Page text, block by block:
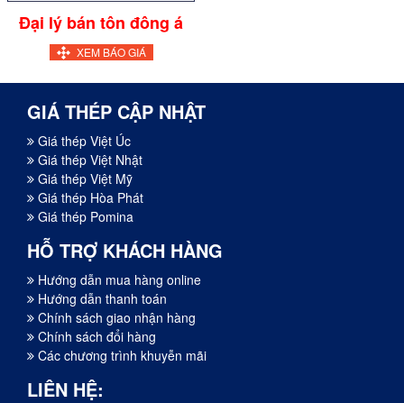
Đại lý bán tôn đông á
XEM BÁO GIÁ
GIÁ THÉP CẬP NHẬT
Giá thép Việt Úc
Giá thép Việt Nhật
Giá thép Việt Mỹ
Giá thép Hòa Phát
Giá thép Pomina
HỖ TRỢ KHÁCH HÀNG
Hướng dẫn mua hàng online
Hướng dẫn thanh toán
Chính sách giao nhận hàng
Chính sách đổi hàng
Các chương trình khuyễn mãi
LIÊN HỆ: